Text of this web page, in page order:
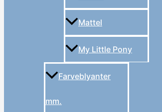
Mattel
My Little Pony
Farveblyanter
mm.